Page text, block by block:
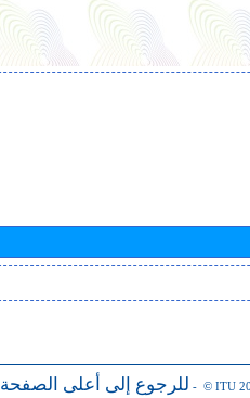
للرجوع إلى أعلى الصفحة - © ITU